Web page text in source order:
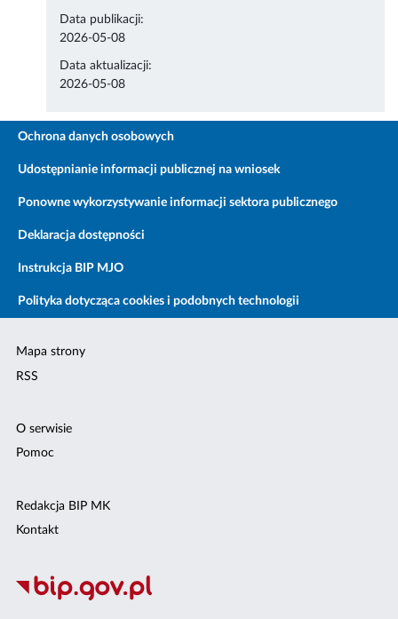
Data publikacji:
2026-05-08
Data aktualizacji:
2026-05-08
Ochrona danych osobowych
Udostępnianie informacji publicznej na wniosek
Ponowne wykorzystywanie informacji sektora publicznego
Deklaracja dostępności
Instrukcja BIP MJO
Polityka dotycząca cookies i podobnych technologii
Mapa strony
RSS
O serwisie
Pomoc
Redakcja BIP MK
Kontakt